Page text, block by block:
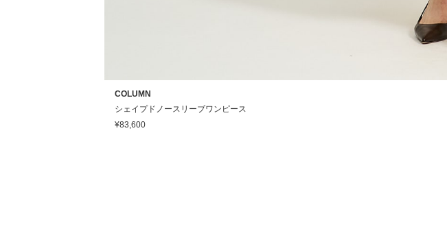
COLUMN
シェイプドノースリーブワンピース
¥83,600